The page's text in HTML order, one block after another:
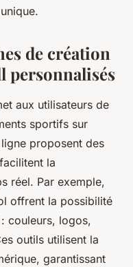
de création
personnalisés
aux utilisateurs de
sportifs sur
proposent des
la
réel. Par exemple,
offrent la possibilité
couleurs, logos,
outils utilisent la
garantissant